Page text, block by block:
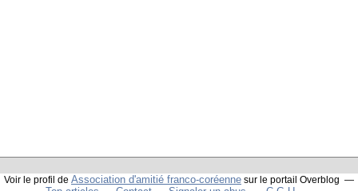
Voir le profil de Association d'amitié franco-coréenne sur le portail Overblog